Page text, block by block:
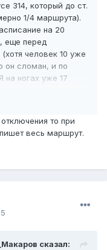
314, который до ст.
1/4 маршрута).
на 20
еще перед
человек 10 уже
он сломан, и по
на ногах уже 17
денег спишется
звонить на
деньги?…
то при
весь маршрут.
сказал: